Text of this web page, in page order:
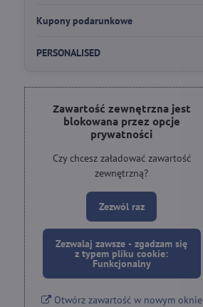
Kupony podarunkowe
PERSONALISED
Zawartość zewnętrzna jest
blokowana przez opcje
prywatności
Czy chcesz załadować zawartość
zewnętrzną?
Zezwól raz
Zezwalaj zawsze - zgadzam się
z typem pliku cookie:
Funkcjonalny
Otwórz zawartość w nowym oknie